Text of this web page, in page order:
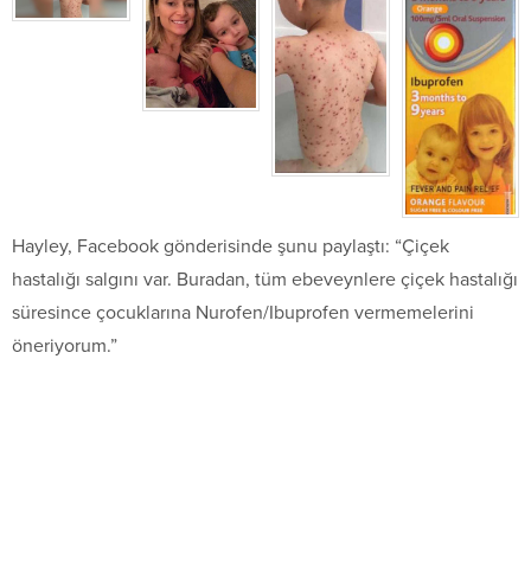
Hayley, Facebook gönderisinde şunu paylaştı: “Çiçek
hastalığı salgını var. Buradan, tüm ebeveynlere çiçek hastalığı
süresince çocuklarına Nurofen/Ibuprofen vermemelerini
öneriyorum.”